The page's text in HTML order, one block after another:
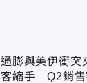
通膨與美伊衝突
客縮手 Q2銷售